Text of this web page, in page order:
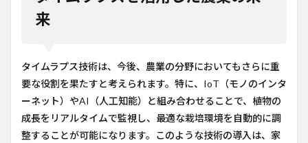
来
タイムラプス技術は、今後、農業の分野においてもさらに重
要な役割を果たすと考えられます。特に、IoT（モノのインタ
ーネット）やAI（人工知能）と組み合わせることで、植物の
成長をリアルタイムで監視し、最適な栽培環境を自動的に調
整することが可能になります。このような技術の導入は、家